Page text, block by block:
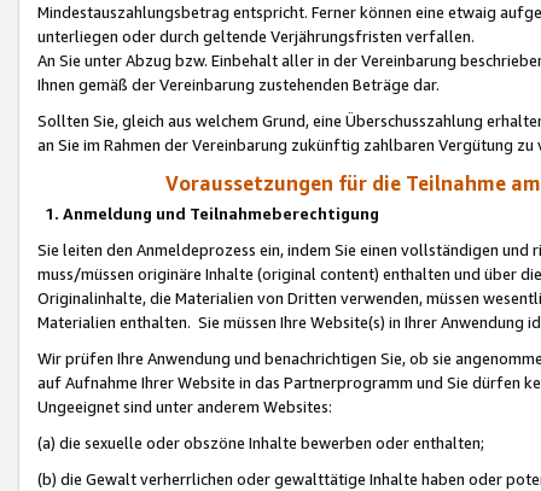
Mindestauszahlungsbetrag entspricht. Ferner können eine etwaig
unterliegen oder durch geltende Verjährungsfristen verfallen.
An Sie unter Abzug bzw. Einbehalt aller in der Vereinbarung
Ihnen gemäß der Vereinbarung zustehenden Beträge dar.
Sollten Sie, gleich aus welchem Grund, eine Überschusszahlung
an Sie im Rahmen der Vereinbarung zukünftig zahlbaren Vergütung zu
Voraussetzungen für die Teilnahme
1. Anmeldung und Teilnahmeberechtigung
Sie leiten den Anmeldeprozess ein, indem Sie einen vollständigen
muss/müssen originäre Inhalte (original content) enthalten und über
Originalinhalte, die Materialien von Dritten verwenden, müssen
Materialien enthalten. Sie müssen Ihre Website(s) in Ihrer Anwendung
Wir prüfen Ihre Anwendung und benachrichtigen Sie, ob sie
auf Aufnahme Ihrer Website in das Partnerprogramm und Sie dürfen
Ungeeignet sind unter anderem Websites:
(a) die sexuelle oder obszöne Inhalte bewerben oder enthalten;
(b) die Gewalt verherrlichen oder gewalttätige Inhalte haben oder